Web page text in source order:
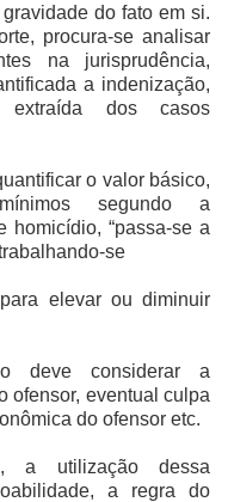
do fato em si.
procura-se analisar
na jurisprudência,
a indenização,
dos casos
o valor básico,
segundo a
homicídio, “passa-se a
se
elevar ou diminuir
deve considerar a
ofensor, eventual culpa
do ofensor etc.
a utilização dessa
a regra do